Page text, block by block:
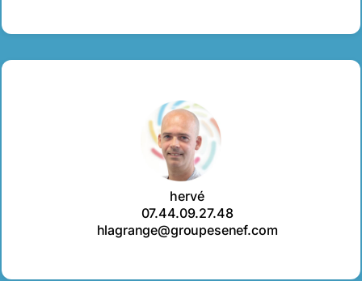
hervé
07.44.09.27.48
hlagrange@groupesenef.com